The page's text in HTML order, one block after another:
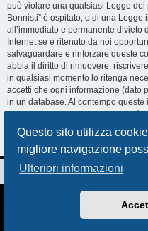
Questo sito utilizza
migliore navigazione
Ulteriori informazioni
può violare una qualsiasi Legge del
Bonnisti” è ospitato, o di una
all’immediato e permanente divieto
Internet se è ritenuto da noi
salvaguardare e rinforzare queste
abbia il diritto di rimuovere,
in qualsiasi momento lo ritenga
accetti che ogni informazione (dato
in un database. Al contempo
nessuno senza il tuo consenso, né
responsabili per qualsiasi
queste informazioni.
Sito Web Forum
Traduzione